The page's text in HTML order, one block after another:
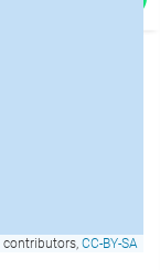
contributors, CC-BY-SA